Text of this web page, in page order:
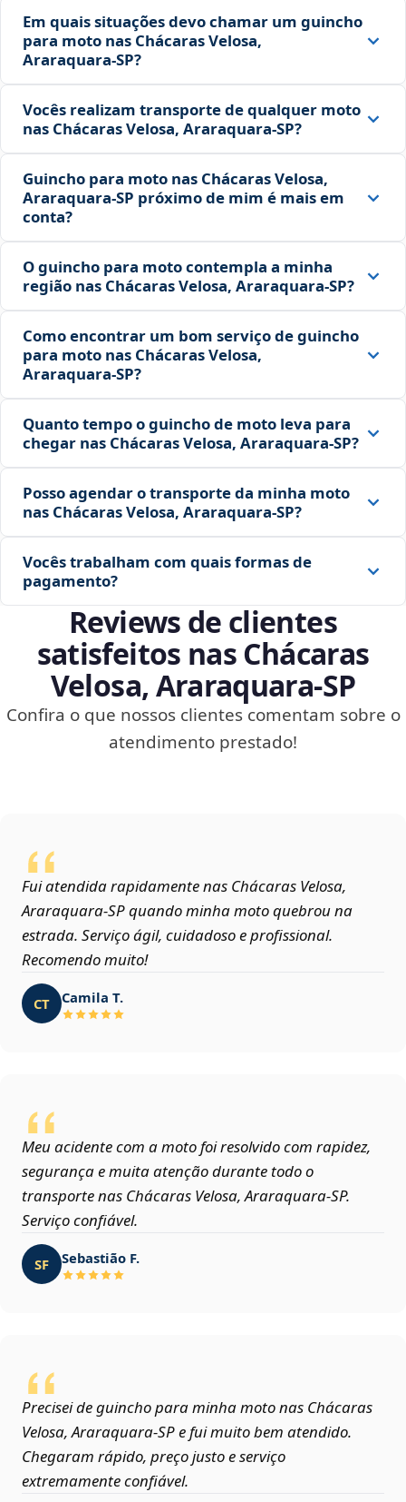
Em quais situações devo chamar um guincho
para moto nas Chácaras Velosa,
Araraquara‑SP?
Vocês realizam transporte de qualquer moto
nas Chácaras Velosa, Araraquara‑SP?
Guincho para moto nas Chácaras Velosa,
Araraquara‑SP próximo de mim é mais em
conta?
O guincho para moto contempla a minha
região nas Chácaras Velosa, Araraquara‑SP?
Como encontrar um bom serviço de guincho
para moto nas Chácaras Velosa,
Araraquara‑SP?
Quanto tempo o guincho de moto leva para
chegar nas Chácaras Velosa, Araraquara‑SP?
Posso agendar o transporte da minha moto
nas Chácaras Velosa, Araraquara‑SP?
Vocês trabalham com quais formas de
pagamento?
Reviews de clientes
satisfeitos nas Chácaras
Velosa, Araraquara‑SP
Confira o que nossos clientes comentam sobre o
atendimento prestado!
Fui atendida rapidamente nas Chácaras Velosa,
Araraquara‑SP quando minha moto quebrou na
estrada. Serviço ágil, cuidadoso e profissional.
Recomendo muito!
CT Camila T.
Meu acidente com a moto foi resolvido com rapidez,
segurança e muita atenção durante todo o
transporte nas Chácaras Velosa, Araraquara‑SP.
Serviço confiável.
SF Sebastião F.
Precisei de guincho para minha moto nas Chácaras
Velosa, Araraquara‑SP e fui muito bem atendido.
Chegaram rápido, preço justo e serviço
extremamente confiável.